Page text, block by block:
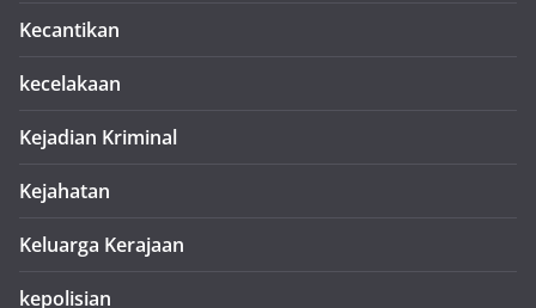
Kecantikan
kecelakaan
Kejadian Kriminal
Kejahatan
Keluarga Kerajaan
kepolisian